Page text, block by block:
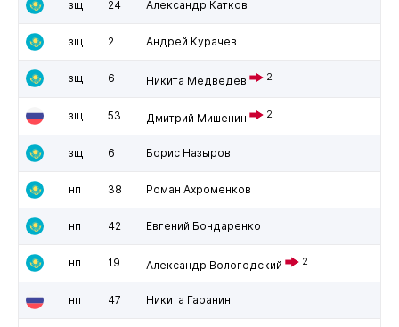
зщ 24 Александр Катков
зщ 2 Андрей Курачев
зщ 6 Никита Медведев 2
зщ 53 Дмитрий Мишенин 2
зщ 6 Борис Назыров
нп 38 Роман Ахроменков
нп 42 Евгений Бондаренко
нп 19 Александр Вологодский 2
нп 47 Никита Гаранин